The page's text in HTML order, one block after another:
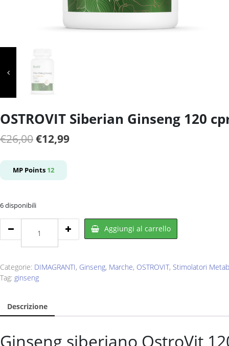
OSTROVIT Siberian Ginseng 120
€26,00Il
originale
€26,00.
€12,99Il
MP Points 12
6 disponibili
Siberian
Ginseng
cpr
quantity
Aggiungi al carrello
Categorie: DIMAGRANTI, Ginseng, Marche, OSTROVIT, Stimolatori
Tag: ginseng
Descrizione
Ginseng siberiano OstroVit